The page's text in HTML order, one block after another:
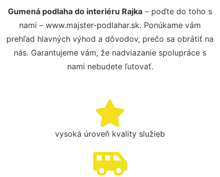
Gumená podlaha do interiéru Rajka – poďte do toho s
nami – www.majster-podlahar.sk. Ponúkame vám
prehľad hlavných výhod a dôvodov, prečo sa obrátiť na
nás. Garantujeme vám, že nadviazanie spolupráce s
nami nebudete ľutovať.
vysoká úroveň kvality služieb